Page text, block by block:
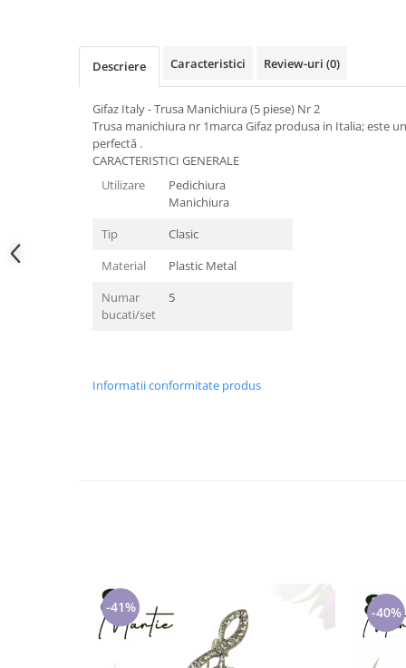
Cadouri pentru Bunici
Cadouri pentru Nasi si Fini
Cadouri Craciun
Cadouri pentru Mama
Cadouri pentru profesori sau absolventi
Cadouri Back to school
Cadouri Traditionale Romanesti
8 Martie
Cadouri pentru CUPLU El & Ea
Cadouri Iubitori de animale
Cadouri GRAVIDE
Cadouri Colegi, sefi sau angajati
Descriere Caracteristici Review-uri (0)
Gifaz Italy - Trusa Manichiura (5 piese) Nr 2
Trusa manichiura nr 1marca Gifaz produsa in Italia; este
perfectă .
CARACTERISTICI GENERALE
Utilizare
Pedichiura
Manichiura
Tip
Clasic
Material
Plastic Metal
Numar
bucati/set
5
Informatii conformitate produs
-41% -40%